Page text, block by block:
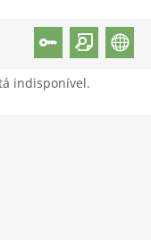
indisponível.